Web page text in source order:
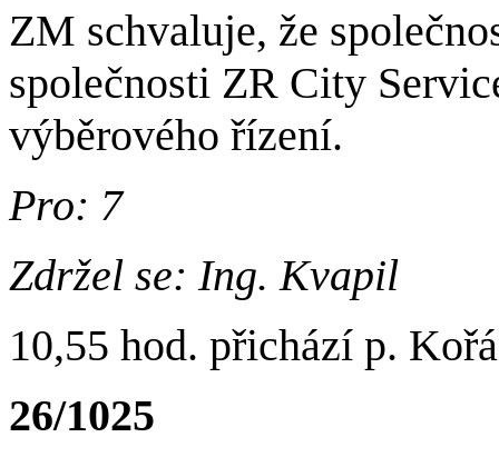
ZM schvaluje, že
společnosti ZR City
výběrového řízení.
Pro: 7
Zdržel se: Ing. Kvapil
10,55 hod. přichází p.
26/1025